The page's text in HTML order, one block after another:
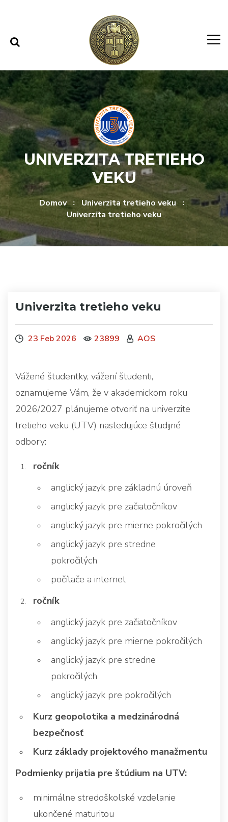
UNIVERZITA TRETIEHO
VEKU
Domov
Univerzita tretieho veku
Univerzita tretieho veku
Univerzita tretieho veku
23 Feb 2026 23899 AOS
Vážené študentky, vážení študenti,
oznamujeme Vám, že v akademickom roku
2026/2027 plánujeme otvoriť na univerzite
tretieho veku (UTV) nasledujúce študijné
odbory:
ročník
anglický jazyk pre základnú úroveň
anglický jazyk pre začiatočníkov
anglický jazyk pre mierne pokročilých
anglický jazyk pre stredne
pokročilých
počítače a internet
ročník
anglický jazyk pre začiatočníkov
anglický jazyk pre mierne pokročilých
anglický jazyk pre stredne
pokročilých
anglický jazyk pre pokročilých
Kurz geopolotika a medzinárodná
bezpečnosť
Kurz základy projektového manažmentu
Podmienky prijatia pre štúdium na UTV:
minimálne stredoškolské vzdelanie
ukončené maturitou